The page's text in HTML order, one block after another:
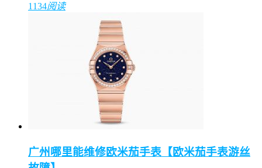
1134阅读
广州哪里能维修欧米茄手表【欧米茄手表游丝